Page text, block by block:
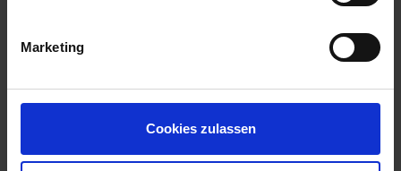
Marketing
Cookies zulassen
Rüdesheim / Deutschland
Ausflug: Lassen Sie sich bei einem Glas Wein von künstlerisch-
14.08.2026 - Freitag